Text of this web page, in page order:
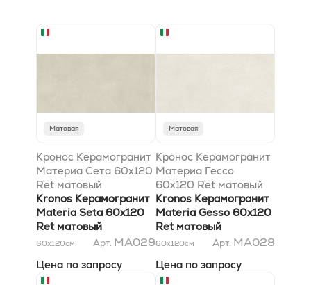
Матовая
Кронос Керамогранит
Материа Сета 60x120
Ret матовый
Kronos Керамогранит
Materia Seta 60x120
Ret матовый
60x120см Арт. MA029
Цена по запросу
Матовая
Кронос Керамогранит
Материа Гессо
60x120 Ret матовый
Kronos Керамогранит
Materia Gesso 60x120
Ret матовый
60x120см Арт. MA028
Цена по запросу